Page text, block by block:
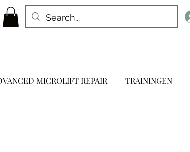
MICROLIFT REPAIR TRAININGEN